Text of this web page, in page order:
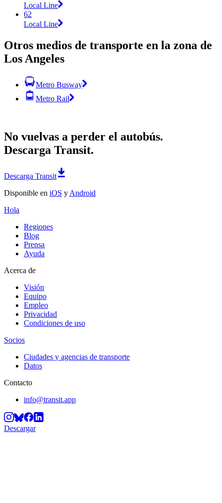
Local Line
62
Local Line
Otros medios de transporte en la zona de
Los Angeles
Metro Busway
Metro Rail
No vuelvas a perder el autobús.
Descarga Transit.
Descarga Transit
Disponible en iOS y Android
Hola
Regiones
Blog
Prensa
Ayuda
Acerca de
Visión
Equipo
Empleo
Privacidad
Condiciones de uso
Socios
Ciudades y agencias de transporte
Datos
Contacto
info@transit.app
Descargar